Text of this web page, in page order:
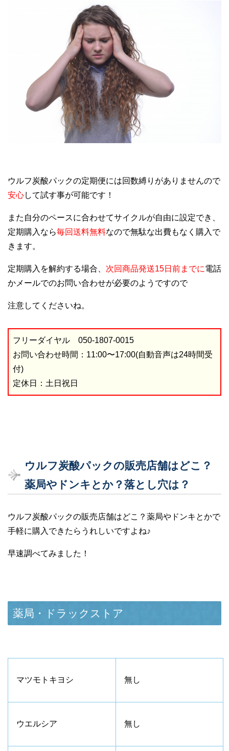
ウルフ炭酸パックの定期便には回数縛りがありませんので
安心して試す事が可能です！
また自分のペースに合わせてサイクルが自由に設定でき、
定期購入なら毎回送料無料なので無駄な出費もなく購入で
きます。
定期購入を解約する場合、 次回商品発送15日前までに電話
かメールでのお問い合わせが必要のようですので
注意してくださいね。
フリーダイヤル 050-1807-0015
お問い合わせ時間：11:00〜17:00(自動音声は24時間受
付)
定休日：土日祝日
ウルフ炭酸パックの販売店舗はどこ？
薬局やドンキとか？落とし穴は？
ウルフ炭酸パックの販売店舗はどこ？薬局やドンキとかで
手軽に購入できたらうれしいですよね♪
早速調べてみました！
薬局・ドラックストア
マツモトキヨシ 無し
ウエルシア 無し